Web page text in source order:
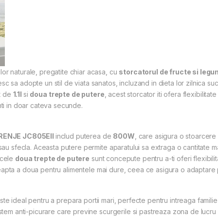
naturale, pregatite chiar acasa, cu storcatorul de fructe si
sa adopte un stil de viata sanatos, incluzand in dieta lor zilnica
de 1.1l si doua trepte de putere , acest storcator iti ofera
in doar cateva secunde.
JC805EII includ puterea de 800W , care asigura o
sfecla. Aceasta putere permite aparatului sa extraga o cantitate
doua trepte de putere sunt concepute pentru a-ti oferi
a doua pentru alimentele mai dure, ceea ce asigura o
ideal pentru a prepara portii mari, perfecte pentru intreaga
anti-picurare care previne scurgerile si pastreaza zona de